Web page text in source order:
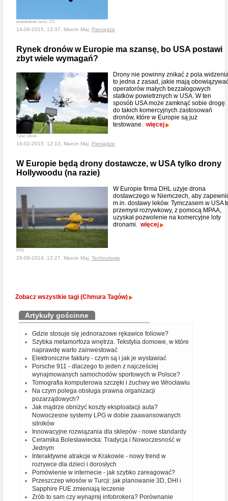
eisenbahner na lic. CC
14-08-2015, 13:37, Marcin Maj, Pieniądze
Rynek dronów w Europie ma szansę, bo USA postawi
zbyt wiele wymagań?
Tyler Olson
Drony nie powinny znikać z pola
to jedna z zasad, jakie mają
operatorów małych bezzałogowych
statków powietrznych w USA. W ten
sposób USA może zamknąć sobie drogę
do takich komercyjnych zastosowań
dronów, które w Europie są już
testowane. więcej
16-02-2015, 12:13, Marcin Maj, Pieniądze
W Europie będą drony dostawcze, w USA tylko drony
Hollywoodu (na razie)
DHL
W Europie firma DHL użyje drona
dostawczego w Niemczech, aby
m.in. dostawy leków. Tymczasem w USA
przemysł rozrywkowy, z pomocą MPAA,
uzyskał pozwolenie na komercyjne loty
dronami. więcej
26-09-2014, 12:27, Marcin Maj, Technologie
Zobacz wszystkie tagi (Chmura Tagów)
Artykuły gościnne
Gdzie stosuje się jednorazowe rękawice foliowe?
Szybka metamorfoza wnętrza. Tekstylia domowe, w które
naprawdę warto zainwestować
Elektroniczne faktury - czym są i jak je wystawiać
Porsche 911 - dlaczego to jeden z najcześciej
wynajmowanych samochodów sportowych w Polsce?
Tomografia komputerowa szczęki i żuchwy we Wrocławiu
Na czym polega obsługa prawna organizacji
pozarządowych?
Jak mądrze obniżyć koszty eksploatacji auta?
Nowoczesne systemy LPG w dobie zaawansowanych
silników
Innowacyjne rozwiązania dla sklepów - nowe standardy
Ceramika Bolesławiecka: Tradycja i Nowoczesność w
Jednym
Interaktywne atrakcje w Krakowie - nowy trend w
rozrywce dla dzieci i dorosłych
Pomówienie w internecie - jak szybko zareagować?
Przeszczep włosów w Turcji: jak planowanie 3D, DHI i
Sapphire FUE zmieniają leczenie
Zrób to sam czy wynajmij infobrokera? Porównanie